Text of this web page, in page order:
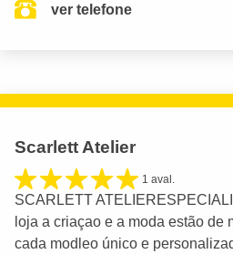
ver telefone
Scarlett Atelier
1 aval.
SCARLETT
loja a criaçao e a moda estão de
cada modleo único e